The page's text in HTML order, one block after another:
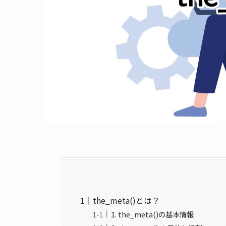
the_meta()とは？
1. the_meta()の基本情報